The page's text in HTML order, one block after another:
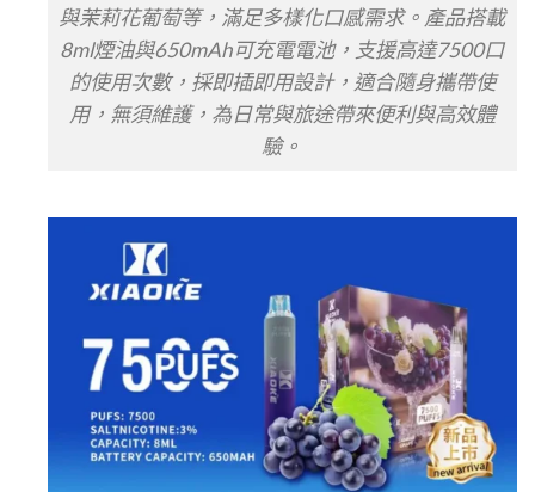
與茉莉花葡萄等，滿足多樣化口感需求。產品搭載
8ml煙油與650mAh可充電電池，支援高達7500口
的使用次數，採即插即用設計，適合隨身攜帶使
用，無須維護，為日常與旅途帶來便利與高效體
驗。